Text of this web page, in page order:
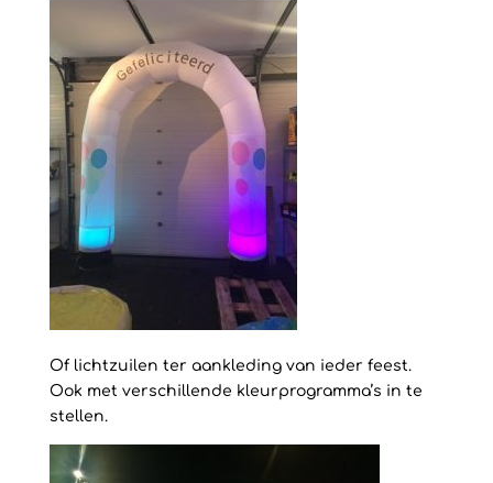
Of lichtzuilen ter aankleding van ieder feest.
Ook met verschillende kleurprogramma’s in te
stellen.